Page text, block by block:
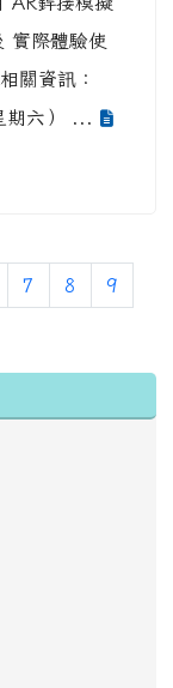
實際體驗使
關資訊：
期六） ...
7 8 9